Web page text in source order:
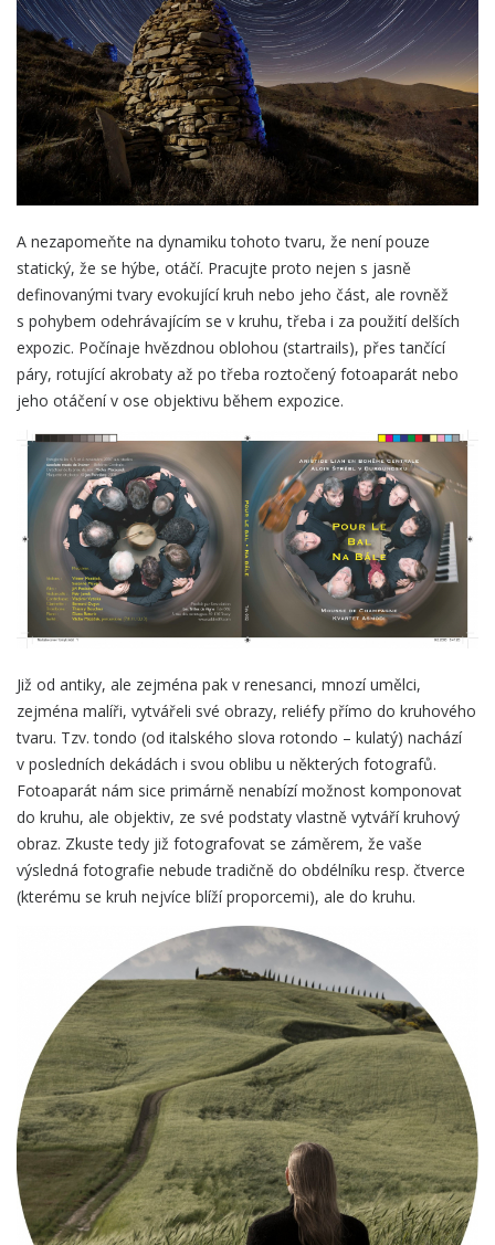
A nezapomeňte na dynamiku tohoto tvaru, že není pouze
statický, že se hýbe, otáčí. Pracujte proto nejen s jasně
definovanými tvary evokující kruh nebo jeho část, ale rovněž
s pohybem odehrávajícím se v kruhu, třeba i za použití delších
expozic. Počínaje hvězdnou oblohou (startrails), přes tančící
páry, rotující akrobaty až po třeba roztočený fotoaparát nebo
jeho otáčení v ose objektivu během expozice.
Již od antiky, ale zejména pak v renesanci, mnozí umělci,
zejména malíři, vytvářeli své obrazy, reliéfy přímo do kruhového
tvaru. Tzv. tondo (od italského slova rotondo – kulatý) nachází
v posledních dekádách i svou oblibu u některých fotografů.
Fotoaparát nám sice primárně nenabízí možnost komponovat
do kruhu, ale objektiv, ze své podstaty vlastně vytváří kruhový
obraz. Zkuste tedy již fotografovat se záměrem, že vaše
výsledná fotografie nebude tradičně do obdélníku resp. čtverce
(kterému se kruh nejvíce blíží proporcemi), ale do kruhu.